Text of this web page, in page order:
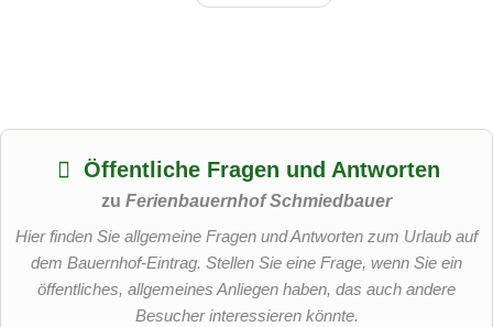
Öffentliche Fragen und Antworten
zu Ferienbauernhof Schmiedbauer
Hier finden Sie allgemeine Fragen und Antworten zum Urlaub auf
dem Bauernhof-Eintrag. Stellen Sie eine Frage, wenn Sie ein
öffentliches, allgemeines Anliegen haben, das auch andere
Besucher interessieren könnte.